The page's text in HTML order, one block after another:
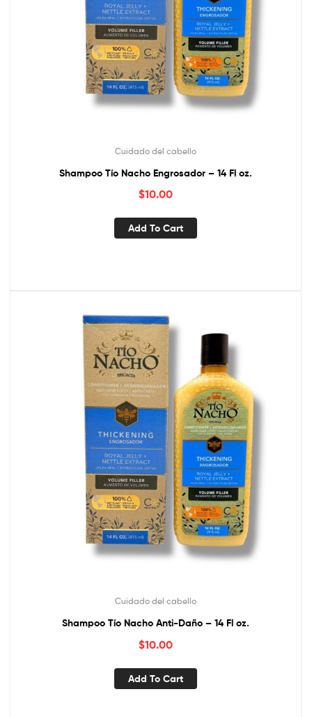
Cuidado del cabello
Shampoo Tío Nacho Engrosador – 14 Fl oz.
$10.00
Add To Cart
Cuidado del cabello
Shampoo Tío Nacho Anti-Daño – 14 Fl oz.
$10.00
Add To Cart